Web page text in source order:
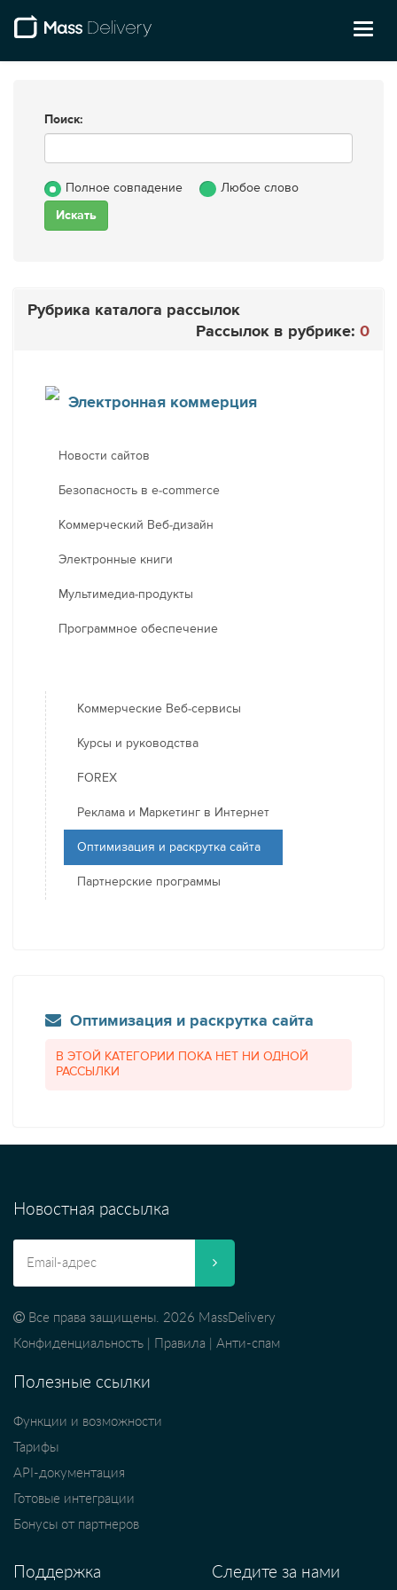
Поиск:
Полное совпадение Любое слово
Рубрика каталога рассылок
Рассылок в рубрике: 0
Электронная коммерция
Новости сайтов
Безопасность в e-commerce
Коммерческий Веб-дизайн
Электронные книги
Мультимедиа-продукты
Программное обеспечение
Коммерческие Веб-сервисы
Курсы и руководства
FOREX
Реклама и Маркетинг в Интернет
Оптимизация и раскрутка сайта
Партнерские программы
Оптимизация и раскрутка сайта
В ЭТОЙ КАТЕГОРИИ ПОКА НЕТ НИ ОДНОЙ
РАССЫЛКИ
Новостная рассылка
Все права защищены. 2026 MassDelivery
Конфиденциальность
Правила Анти-спам
Полезные ссылки
Функции и возможности
Тарифы
API-документация
Готовые интеграции
Бонусы от партнеров
Поддержка Следите за нами